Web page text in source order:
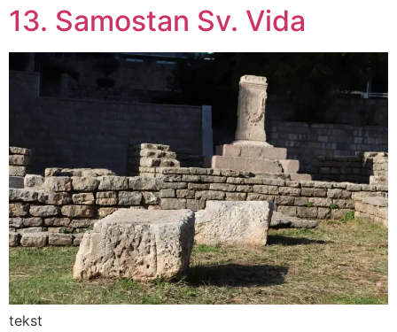
13. Samostan Sv. Vida
tekst